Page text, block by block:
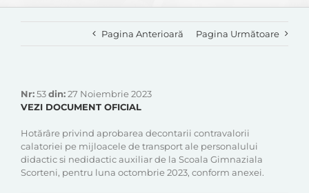
Pagina Anterioară Pagina Următoare
Nr:53din:27 Noiembrie 2023
VEZI DOCUMENT OFICIAL
Hotărâre privind aprobarea decontarii contravalorii
calatoriei pe mijloacele de transport ale personalului
didactic si nedidactic auxiliar de la Scoala Gimnaziala
Scorteni, pentru luna octombrie 2023, conform anexei.